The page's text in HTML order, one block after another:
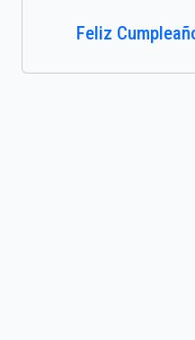
Feliz